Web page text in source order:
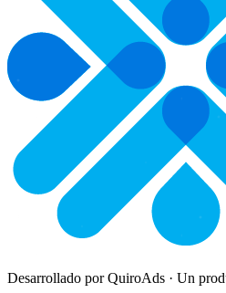
Desarrollado por QuiroAds · Un